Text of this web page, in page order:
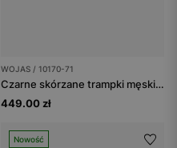
WOJAS / 10170-71
Czarne skórzane trampki męskie ze wstawkami z dwoiny
449.00 zł
Nowość